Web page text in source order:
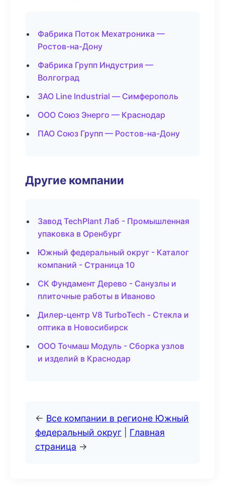
Фабрика Поток Мехатроника —
Ростов-на-Дону
Фабрика Групп Индустрия —
Волгоград
ЗАО Line Industrial — Симферополь
ООО Союз Энерго — Краснодар
ПАО Союз Групп — Ростов-на-Дону
Другие компании
Завод TechPlant Лаб - Промышленная
упаковка в Оренбург
Южный федеральный округ - Каталог
компаний - Страница 10
СК Фундамент Дерево - Санузлы и
плиточные работы в Иваново
Дилер-центр V8 TurboTech - Стекла и
оптика в Новосибирск
ООО Точмаш Модуль - Сборка узлов
и изделий в Краснодар
← Все компании в регионе Южный
федеральный округ
Главная
страница →